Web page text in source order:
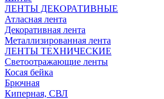
ЛЕНТЫ ДЕКОРАТИВНЫЕ
Атласная лента
Декоративная лента
Металлизированная лента
ЛЕНТЫ ТЕХНИЧЕСКИЕ
Светоотражающие ленты
Косая бейка
Брючная
Киперная, СВЛ